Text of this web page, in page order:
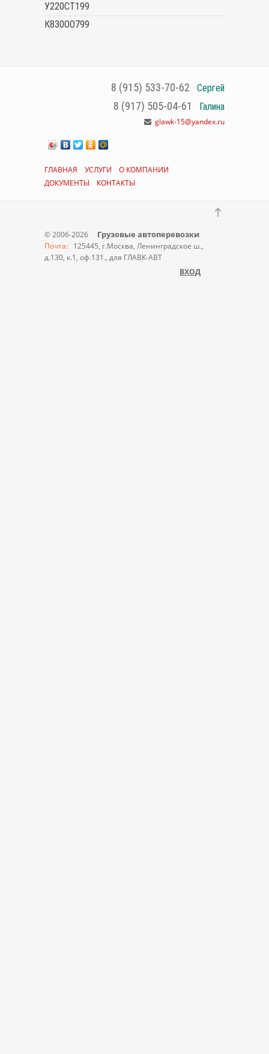
У220СТ199
К830ОО799
8 (915) 533-70-62 Сергей
8 (917) 505-04-61 Галина
glawk-15@yandex.ru
ГЛАВНАЯ УСЛУГИ
О КОМПАНИИ
ДОКУМЕНТЫ
КОНТАКТЫ
© 2006-2026 Грузовые автоперевозки
Почта: 125445, г.Москва, Ленинградское ш.,
д.130, к.1, оф.131., для ГЛАВК-АВТ
ВХОД